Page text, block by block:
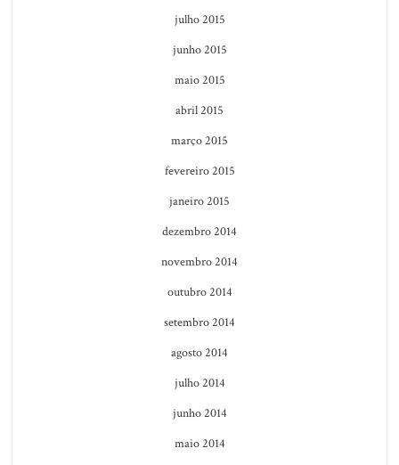
julho 2015
junho 2015
maio 2015
abril 2015
março 2015
fevereiro 2015
janeiro 2015
dezembro 2014
novembro 2014
outubro 2014
setembro 2014
agosto 2014
julho 2014
junho 2014
maio 2014